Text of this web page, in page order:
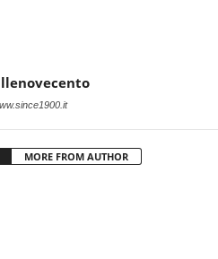
MORE FROM AUTHOR